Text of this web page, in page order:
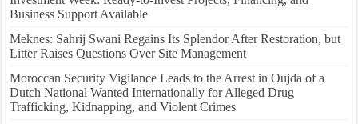
Business Support Available
Meknes: Sahrij Swani Regains Its Splendor After Restoration, but
Litter Raises Questions Over Site Management
Moroccan Security Vigilance Leads to the Arrest in Oujda of a
Dutch National Wanted Internationally for Alleged Drug
Trafficking, Kidnapping, and Violent Crimes